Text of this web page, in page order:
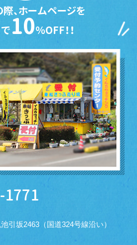
、ホームページを
10％OFF！！
1771
引坂2463（国道324号線沿い）